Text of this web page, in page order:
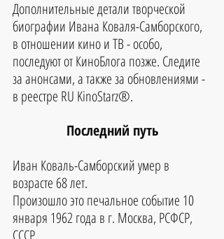
Дополнительные детали творческой
биографии Ивана Коваля-Самборского,
в отношении кино и ТВ - особо,
последуют от КиноБлога позже. Следите
за анонсами, а также за обновлениями -
в реестре RU KinoStarz®.
Последний путь
Иван Коваль-Самборский умер в
возрасте 68 лет.
Произошло это печальное событие 10
января 1962 года в г. Москва, РСФСР,